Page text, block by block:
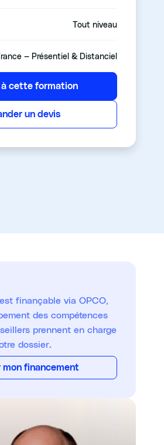
Tout niveau
— Présentiel & Distanciel
à cette formation
un devis
finançable via OPCO,
des compétences
prennent en charge
dossier.
mon financement